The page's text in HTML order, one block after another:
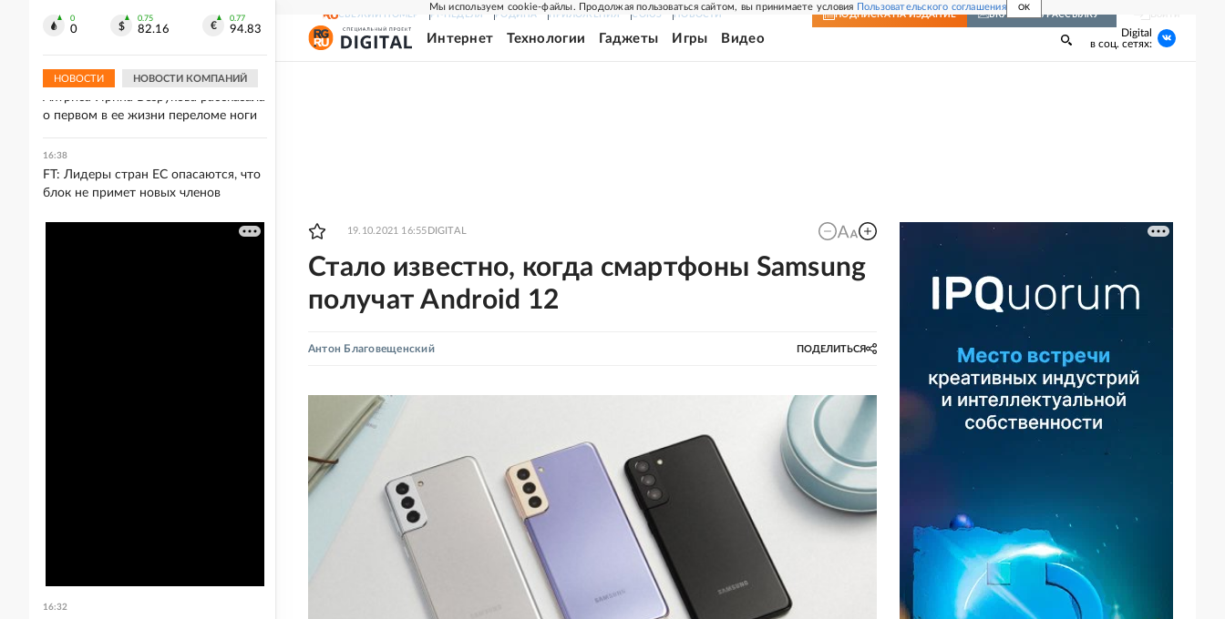
Мы используем cookie-файлы. Продолжая пользоваться сайтом, вы принимаете условия Пользовательского соглашения OK
СВЕЖИЙ НОМЕР РГ-НЕДЕЛЯ РОДИНА ПРИЛОЖЕНИЯ СОЮЗ НОВОСТИ ПОДПИСКА НА ИЗДАНИЕ ВКЛЮЧИТЬ РАССЫЛКУ
Интернет Технологии Гаджеты Игры Видео
Digital
в соц. сетях:
19.10.2021 16:55 DIGITAL
Стало известно, когда смартфоны Samsung
получат Android 12
Антон Благовещенский ПОДЕЛИТЬСЯ
0
0
0.75
82.16
0.77
94.83
НОВОСТИ НОВОСТИ КОМПАНИЙ
Завершены съемки музыкальной
16:41
Актриса Ирина Безрукова рассказала
о первом в ее жизни переломе ноги
16:38
FT: Лидеры стран ЕС опасаются, что
блок не примет новых членов
16:32